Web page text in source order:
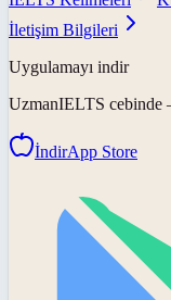
İletişim Bilgileri
Uygulamayı indir
UzmanIELTS cebinde
İndirApp Store